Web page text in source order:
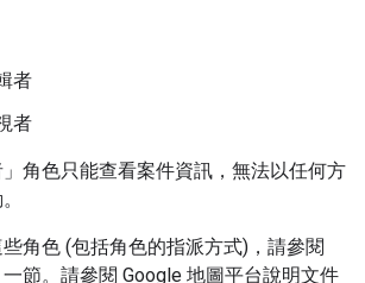
者
者
」角色只能查看案件資訊，無法以任何方
角色 (包括角色的指派方式)，請參閱
一節。請參閱 Google 地圖平台說明文件